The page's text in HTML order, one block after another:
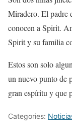
Miradero. El padre
conocen a Spirit.
Spirit y su familia
Estos son solo
un nuevo punto de
gran espíritu y que
Categories: